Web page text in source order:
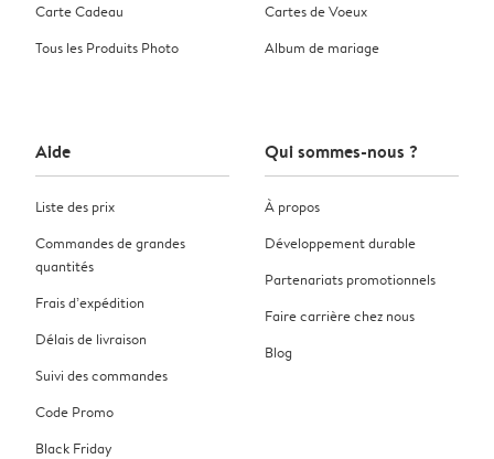
Carte Cadeau
Tous les Produits Photo
Cartes de Voeux
Album de mariage
Aide
Liste des prix
Commandes de grandes
quantités
Frais d’expédition
Délais de livraison
Suivi des commandes
Code Promo
Black Friday
Qui sommes-nous ?
À propos
Développement durable
Partenariats promotionnels
Faire carrière chez nous
Blog